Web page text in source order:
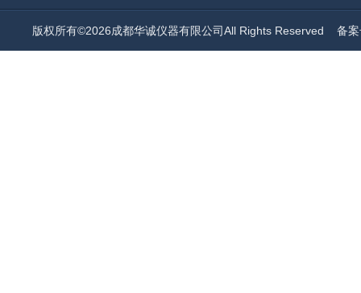
版权所有©2026成都华诚仪器有限公司All Rights Reserved 备